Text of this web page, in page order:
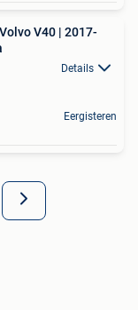
V40 | 2017-
Details
Eergisteren